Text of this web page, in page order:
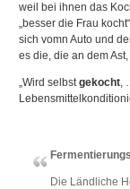
weil bei ihnen das
„besser die Frau
sich vomn Auto und
es die, die an dem
„Wird selbstgekocht,
Die Ländliche